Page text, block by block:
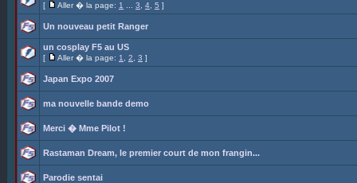
[ Aller � la page: 1 3 4 5 ]
Un nouveau petit Ranger
un cosplay F5 au US
[ Aller � la page: 1 2 3 ]
Japan Expo 2007
ma nouvelle bande demo
Merci � Mme Pilot !
Rastaman Dream, le premier court de mon frangin...
Parodie sentai